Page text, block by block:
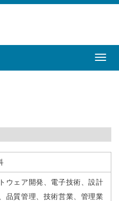
ウェア開発、電子技術、設計
品質管理、技術営業、管理業